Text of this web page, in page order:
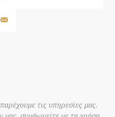
τις υπηρεσίες μας.